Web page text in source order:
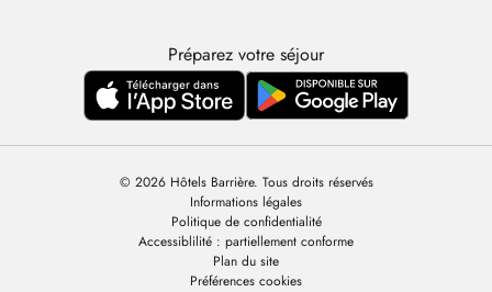
Préparez votre séjour
© 2026 Hôtels Barrière. Tous droits réservés
Informations légales
Politique de confidentialité
Accessiblilité : partiellement conforme
Plan du site
Préférences cookies